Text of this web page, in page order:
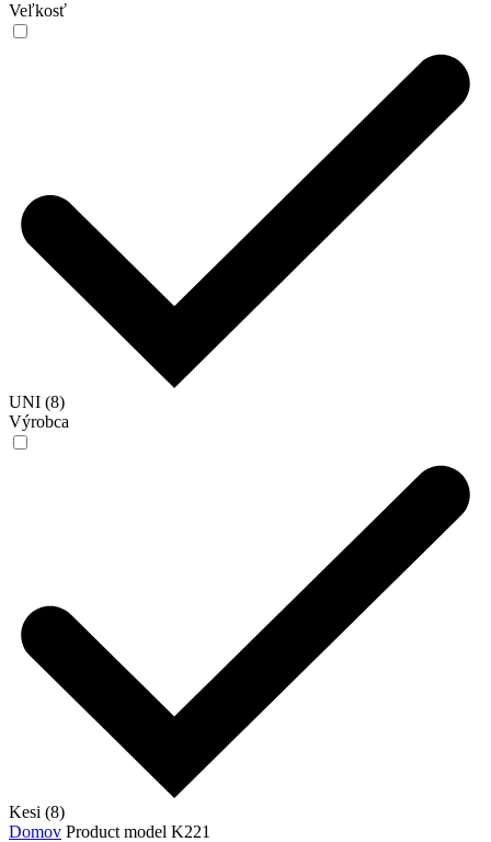
Veľkosť
UNI (8)
Výrobca
Kesi (8)
Domov Product model K221